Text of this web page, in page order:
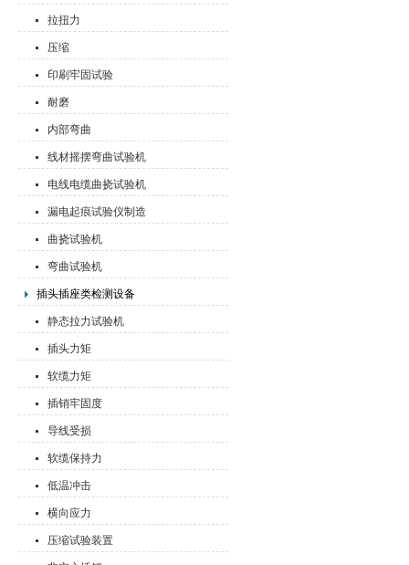
拉扭力
压缩
印刷牢固试验
耐磨
内部弯曲
线材摇摆弯曲试验机
电线电缆曲挠试验机
漏电起痕试验仪制造
曲挠试验机
弯曲试验机
插头插座类检测设备
静态拉力试验机
插头力矩
软缆力矩
插销牢固度
导线受损
软缆保持力
低温冲击
横向应力
压缩试验装置